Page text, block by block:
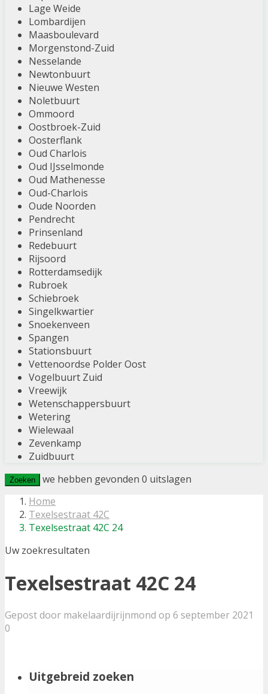
Lage Weide
Lombardijen
Maasboulevard
Morgenstond-Zuid
Nesselande
Newtonbuurt
Nieuwe Westen
Noletbuurt
Ommoord
Oostbroek-Zuid
Oosterflank
Oud Charlois
Oud IJsselmonde
Oud Mathenesse
Oud-Charlois
Oude Noorden
Pendrecht
Prinsenland
Redebuurt
Rijsoord
Rotterdamsedijk
Rubroek
Schiebroek
Singelkwartier
Snoekenveen
Spangen
Stationsbuurt
Vettenoordse Polder Oost
Vogelbuurt Zuid
Vreewijk
Wetenschappersbuurt
Wetering
Wielewaal
Zevenkamp
Zuidbuurt
Zoeken we hebben gevonden 0 uitslagen
Home
Texelsestraat 42C
Texelsestraat 42C 24
Uw zoekresultaten
Texelsestraat 42C 24
Gepost door makelaardijrijnmond op 6 september 2021
0
Uitgebreid zoeken